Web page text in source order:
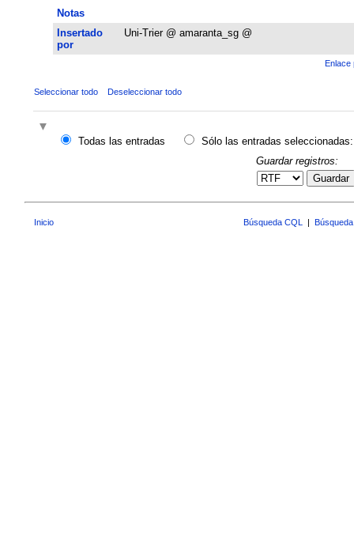
Notas
Insertado
por
Uni-Trier @ amaranta_sg @
Enlace
Seleccionar todo Deseleccionar todo
Todas las entradas
Sólo las entradas seleccionadas:
Guardar registros:
Guardar
Inicio Búsqueda CQL